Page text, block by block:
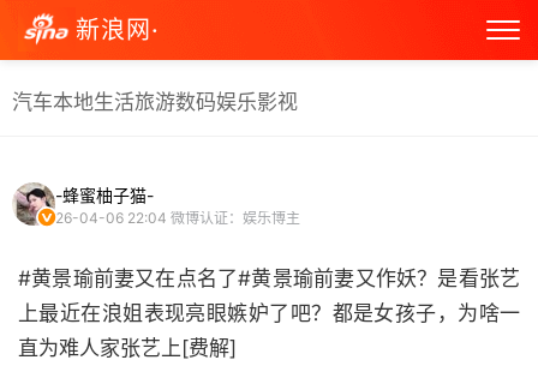
新浪网·
汽车本地生活旅游数码娱乐影视
-蜂蜜柚子猫-
26-04-06 22:04 微博认证：娱乐博主
#黄景瑜前妻又在点名了#黄景瑜前妻又作妖？是看张艺
上最近在浪姐表现亮眼嫉妒了吧？都是女孩子，为啥一
直为难人家张艺上[费解] ​